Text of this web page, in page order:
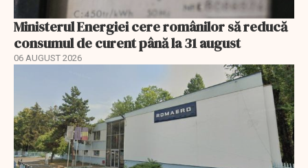
Ministerul Energiei cere românilor să reducă
consumul de curent până la 31 august
06 AUGUST 2026